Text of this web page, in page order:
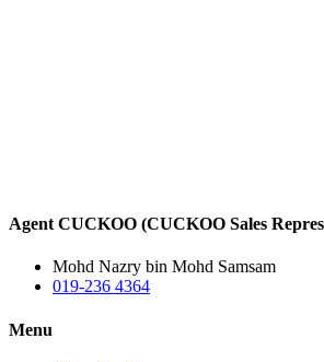
Agent CUCKOO (CUCKOO Sales
Mohd Nazry bin Mohd Samsam
019-236 4364
Menu